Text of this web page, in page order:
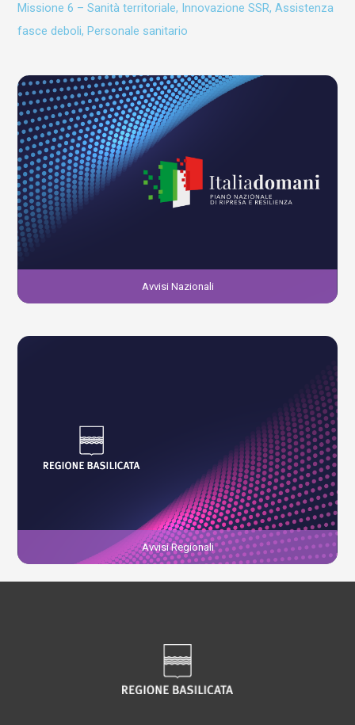
Missione 6 – Sanità territoriale, Innovazione SSR, Assistenza
fasce deboli, Personale sanitario
Avvisi Nazionali
Avvisi Regionali